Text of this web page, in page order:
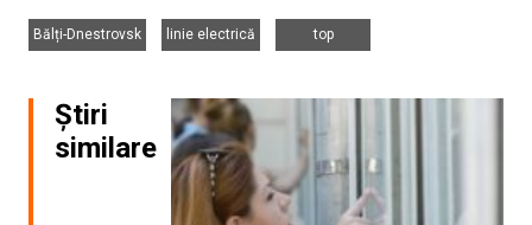
Bălți-Dnestrovsk
linie electrică
top
Știri
similare